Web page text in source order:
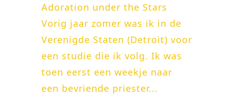
Adoration under the Stars
Vorig jaar zomer was ik in de
Verenigde Staten (Detroit) voor
een studie die ik volg. Ik was
toen eerst een weekje naar
een bevriende priester...